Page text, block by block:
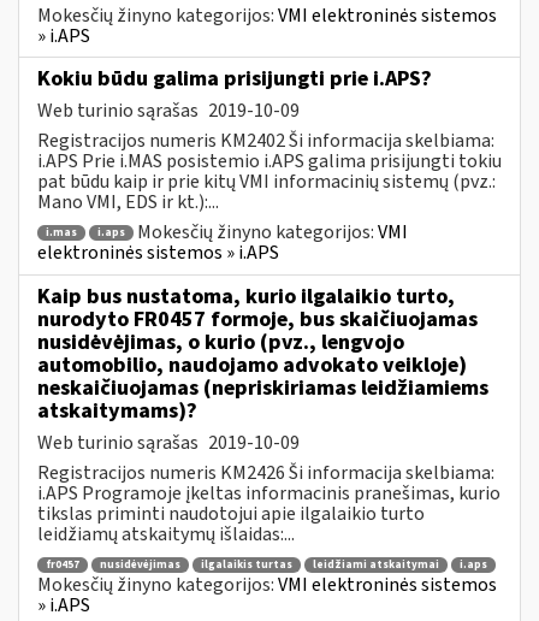
Mokesčių žinyno kategorijos:VMI elektroninės sistemos
» i.APS
Kokiu būdu galima prisijungti prie i.APS?
Web turinio sąrašas 2019-10-09
Registracijos numeris KM2402 Ši informacija skelbiama:
i.APS Prie i.MAS posistemio i.APS galima prisijungti tokiu
pat būdu kaip ir prie kitų VMI informacinių sistemų (pvz.:
Mano VMI, EDS ir kt.):...
i.mas i.aps Mokesčių žinyno kategorijos:VMI
elektroninės sistemos » i.APS
Kaip bus nustatoma, kurio ilgalaikio turto,
nurodyto FR0457 formoje, bus skaičiuojamas
nusidėvėjimas, o kurio (pvz., lengvojo
automobilio, naudojamo advokato veikloje)
neskaičiuojamas (nepriskiriamas leidžiamiems
atskaitymams)?
Web turinio sąrašas 2019-10-09
Registracijos numeris KM2426 Ši informacija skelbiama:
i.APS Programoje įkeltas informacinis pranešimas, kurio
tikslas priminti naudotojui apie ilgalaikio turto
leidžiamų atskaitymų išlaidas:...
fr0457 nusidėvėjimas ilgalaikis turtas leidžiami atskaitymai i.aps
Mokesčių žinyno kategorijos:VMI elektroninės sistemos
» i.APS